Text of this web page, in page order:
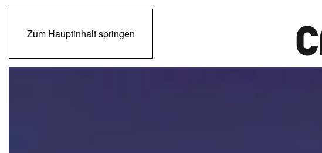
Zum Hauptinhalt springen